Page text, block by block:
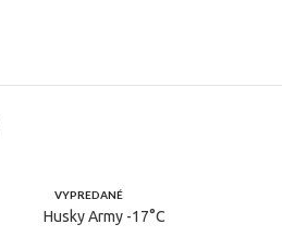
VYPREDANÉ
Husky Army -17°C